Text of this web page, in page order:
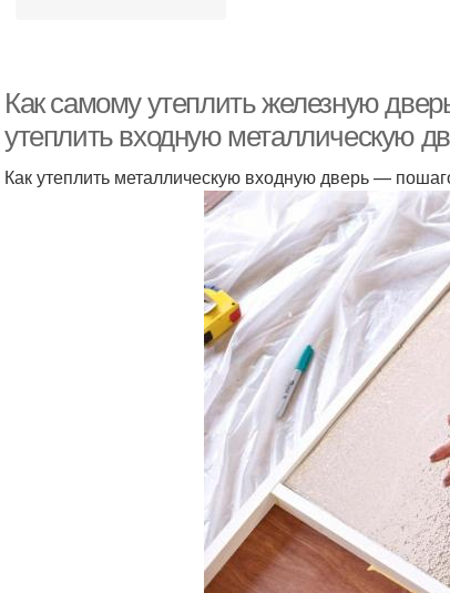
Как самому утеплить железную
утеплить входную металлическую
Как утеплить металлическую входную дверь —